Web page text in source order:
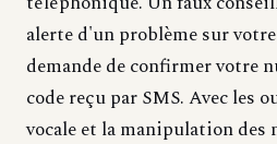
alerte d'un problème sur
demande de confirmer votre
code reçu par SMS. Avec les
vocale et la manipulation des